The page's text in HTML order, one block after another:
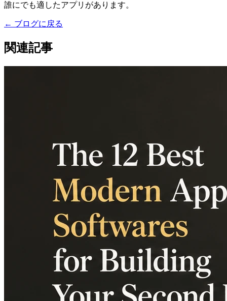
誰にでも適したアプリがあります。
← ブログに戻る
関連記事